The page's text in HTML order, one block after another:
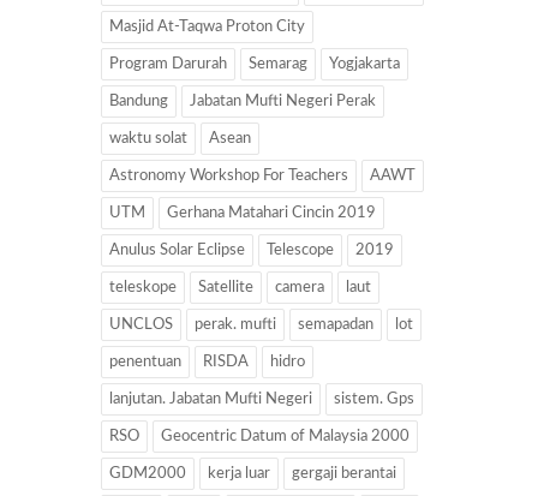
Masjid At-Taqwa Proton City
Program Darurah Semarag Yogjakarta
Bandung Jabatan Mufti Negeri Perak
waktu solat Asean
Astronomy Workshop For Teachers AAWT
UTM Gerhana Matahari Cincin 2019
Anulus Solar Eclipse Telescope 2019
teleskope Satellite camera laut
UNCLOS perak. mufti semapadan lot
penentuan RISDA hidro
lanjutan. Jabatan Mufti Negeri sistem. Gps
RSO Geocentric Datum of Malaysia 2000
GDM2000 kerja luar gergaji berantai